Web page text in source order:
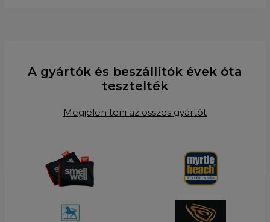
A gyártók és beszállítók évek óta
tesztelték
Megjeleníteni az összes gyártót